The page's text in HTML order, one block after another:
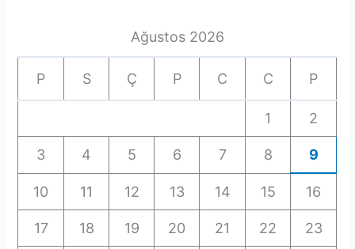
Ağustos 2026
P S Ç P C C P
1 2
3 4 5 6 7 8 9
10 11 12 13 14 15 16
17 18 19 20 21 22 23